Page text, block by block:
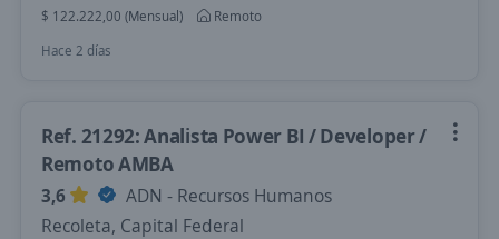
$ 122.222,00 (Mensual)
Remoto
Hace 2 días
Ref. 21292: Analista Power BI / Developer /
Remoto AMBA
3,6
ADN - Recursos Humanos
Recoleta, Capital Federal